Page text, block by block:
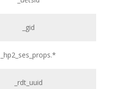
_gid
_hp2_ses_props.*
_rdt_uuid